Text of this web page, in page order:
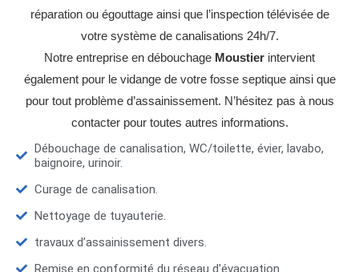
réparation ou égouttage ainsi que l’inspection télévisée de
votre système de canalisations 24h/7.
Notre entreprise en débouchage Moustier intervient
également pour le vidange de votre fosse septique ainsi que
pour tout problème d’assainissement. N’hésitez pas à nous
contacter pour toutes autres informations.
Débouchage de canalisation, WC/toilette, évier, lavabo,
baignoire, urinoir.
Curage de canalisation.
Nettoyage de tuyauterie.
travaux d’assainissement divers.
Remise en conformité du réseau d'évacuation.